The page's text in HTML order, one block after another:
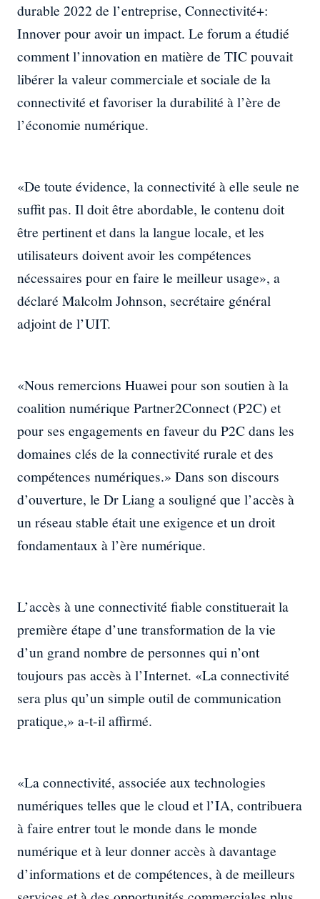
durable 2022 de l’entreprise, Connectivité+:
Innover pour avoir un impact. Le forum a étudié
comment l’innovation en matière de TIC pouvait
libérer la valeur commerciale et sociale de la
connectivité et favoriser la durabilité à l’ère de
l’économie numérique.
«De toute évidence, la connectivité à elle seule ne
suffit pas. Il doit être abordable, le contenu doit
être pertinent et dans la langue locale, et les
utilisateurs doivent avoir les compétences
nécessaires pour en faire le meilleur usage», a
déclaré Malcolm Johnson, secrétaire général
adjoint de l’UIT.
«Nous remercions Huawei pour son soutien à la
coalition numérique Partner2Connect (P2C) et
pour ses engagements en faveur du P2C dans les
domaines clés de la connectivité rurale et des
compétences numériques.» Dans son discours
d’ouverture, le Dr Liang a souligné que l’accès à
un réseau stable était une exigence et un droit
fondamentaux à l’ère numérique.
L’accès à une connectivité fiable constituerait la
première étape d’une transformation de la vie
d’un grand nombre de personnes qui n’ont
toujours pas accès à l’Internet. «La connectivité
sera plus qu’un simple outil de communication
pratique,» a-t-il affirmé.
«La connectivité, associée aux technologies
numériques telles que le cloud et l’IA, contribuera
à faire entrer tout le monde dans le monde
numérique et à leur donner accès à davantage
d’informations et de compétences, à de meilleurs